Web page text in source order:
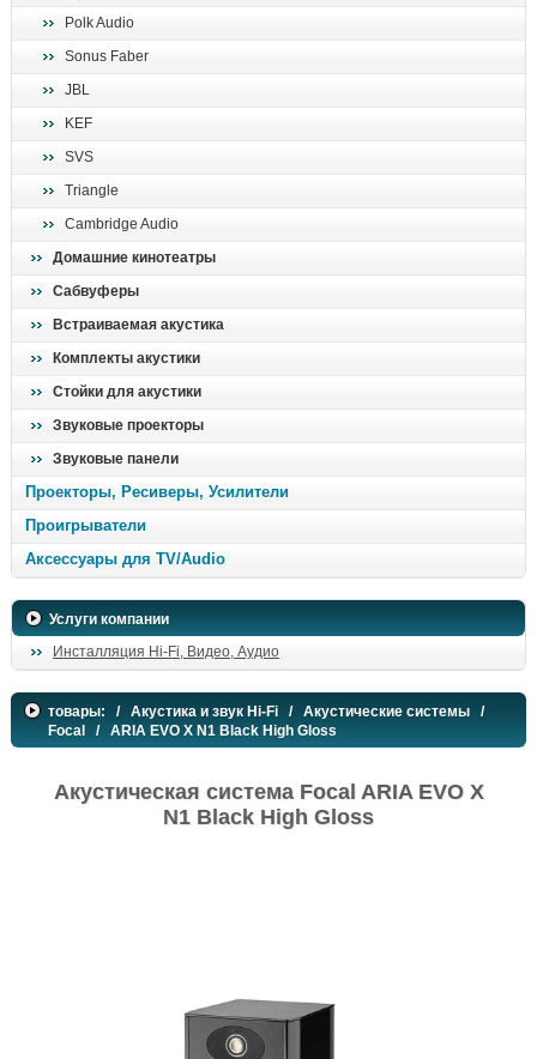
Polk Audio
Sonus Faber
JBL
KEF
SVS
Triangle
Cambridge Audio
Домашние кинотеатры
Сабвуферы
Встраиваемая акустика
Комплекты акустики
Стойки для акустики
Звуковые проекторы
Звуковые панели
Проекторы, Ресиверы, Усилители
Проигрыватели
Аксессуары для TV/Audio
Услуги компании
Инсталляция Hi-Fi, Видео, Аудио
товары: / Акустика и звук Hi-Fi / Акустические системы /
Focal
/ ARIA EVO X N1 Black High Gloss
Акустическая система Focal ARIA EVO X
N1 Black High Gloss